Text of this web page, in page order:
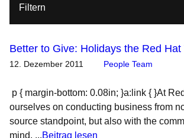
Filtern
Better to Give: Holidays the Red Hat
12. Dezember 2011 People Team
p { margin-bottom: 0.08in; }a:link { }At
ourselves on conducting business from
source standpoint, but also with the
mind. ...Beitrag lesen